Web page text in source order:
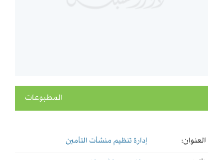
المطبوعات
العنوان:
إدارة تنظيم منشأت التأمين